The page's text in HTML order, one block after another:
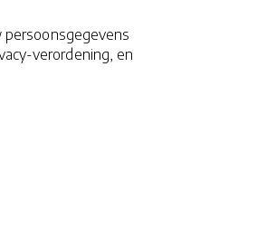
persoonsgegevens
verordening, en